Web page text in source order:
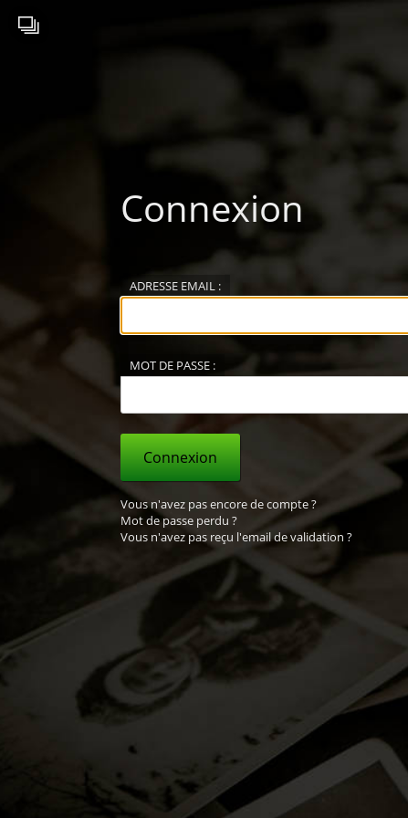
Connexion
ADRESSE EMAIL :
MOT DE PASSE :
Connexion
Vous n'avez pas encore de compte ?
Mot de passe perdu ?
Vous n'avez pas reçu l'email de validation ?